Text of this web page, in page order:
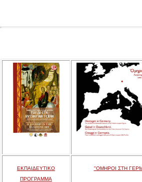
ΕΚΠΑΙΔΕΥΤΙΚΟ
ΠΡΟΓΡΑΜΜΑ
"ΟΜΗΡΟΙ ΣΤΗ